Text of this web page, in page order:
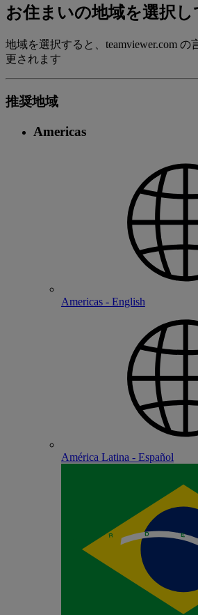
お住まいの地域を選択
地域を選択すると、teamviewer.com
更されます
推奨地域
Americas
Americas - English
América Latina - Español